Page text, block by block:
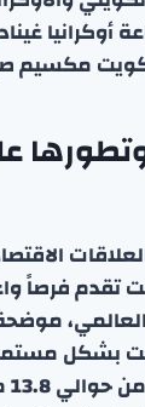
أوكرانيا
مكسيم
وتطورها
تقدم فرصاً
بشكل